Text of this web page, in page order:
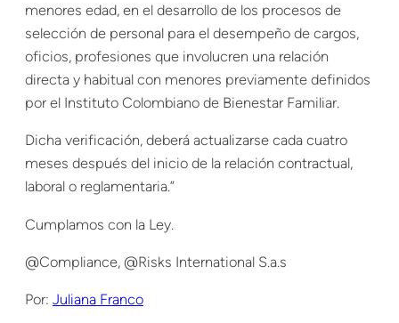
menores edad, en el desarrollo de los procesos de
selección de personal para el desempeño de cargos,
oficios, profesiones que involucren una relación
directa y habitual con menores previamente definidos
por el Instituto Colombiano de Bienestar Familiar.
Dicha verificación, deberá actualizarse cada cuatro
meses después del inicio de la relación contractual,
laboral o reglamentaria.”
Cumplamos con la Ley.
@Compliance, @Risks International S.a.s
Por: Juliana Franco